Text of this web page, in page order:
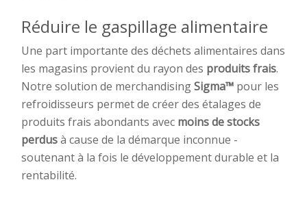
Réduire le gaspillage alimentaire
Une part importante des déchets alimentaires dans
les magasins provient du rayon des produits frais.
Notre solution de merchandisingSigma™ pour les
refroidisseurs permet de créer des étalages de
produits frais abondants avec moins de stocks
perdusà cause de la démarque inconnue -
soutenant à la fois le développement durable et la
rentabilité.